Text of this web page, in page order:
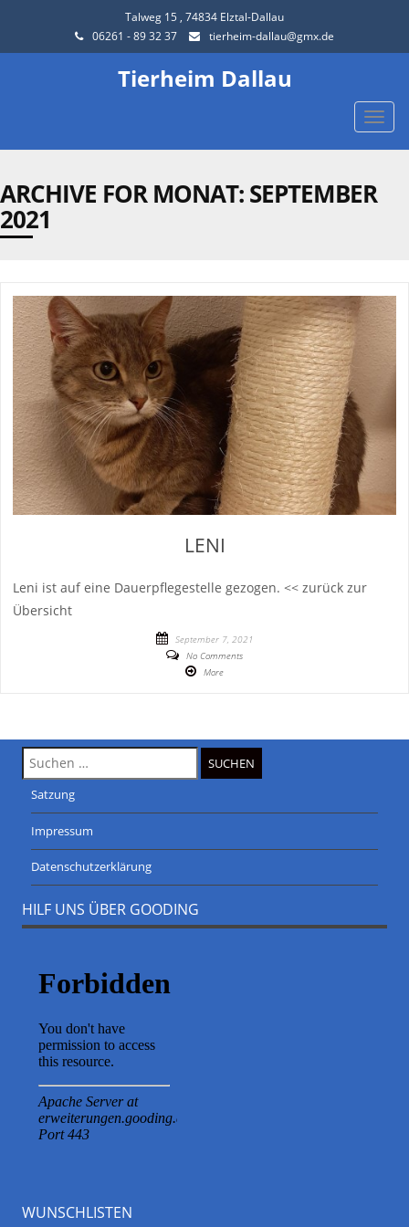
Talweg 15 , 74834 Elztal-Dallau
06261 - 89 32 37
tierheim-dallau@gmx.de
Tierheim Dallau
Toggle
ARCHIVE FOR MONAT:SEPTEMBER
2021
LENI
Leni ist auf eine Dauerpflegestelle gezogen. << zurück zur
Übersicht
September 7, 2021
No Comments
More
Suche
nach:
Satzung
Impressum
Datenschutzerklärung
HILF UNS ÜBER GOODING
WUNSCHLISTEN